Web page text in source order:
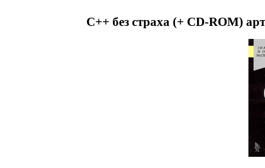
C++ без страха (+ CD-ROM)